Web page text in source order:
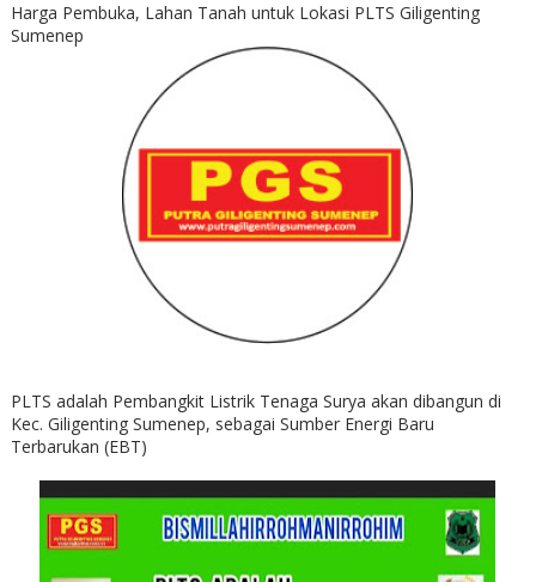
Harga Pembuka, Lahan Tanah untuk Lokasi PLTS Giligenting
Sumenep
PLTS adalah Pembangkit Listrik Tenaga Surya akan dibangun di
Kec. Giligenting Sumenep, sebagai Sumber Energi Baru
Terbarukan (EBT)